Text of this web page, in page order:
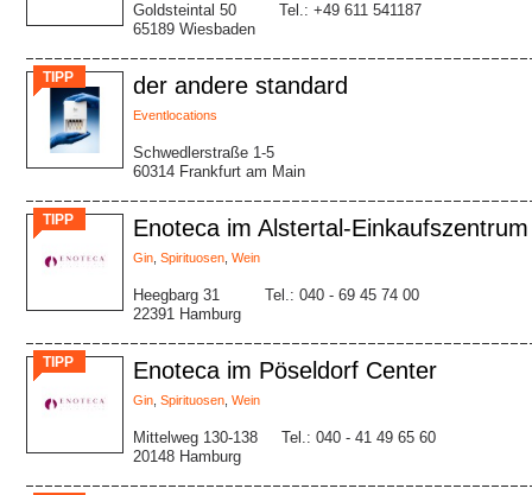
Goldsteintal 50
65189 Wiesbaden
Tel.: +49 611 541187
TIPP der andere standard
Eventlocations
Schwedlerstraße 1-5
60314 Frankfurt am Main
TIPP Enoteca im Alstertal-Einkaufszentrum
Gin Spirituosen Wein
Heegbarg 31
22391 Hamburg
Tel.: 040 - 69 45 74 00
TIPP Enoteca im Pöseldorf Center
Gin Spirituosen Wein
Mittelweg 130-138
20148 Hamburg
Tel.: 040 - 41 49 65 60